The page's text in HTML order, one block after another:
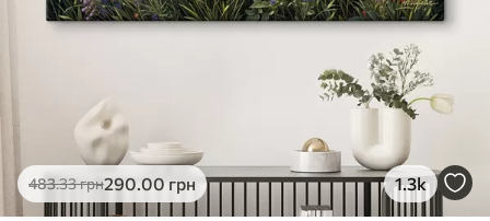
483.33грн290.00 грн 1.3k